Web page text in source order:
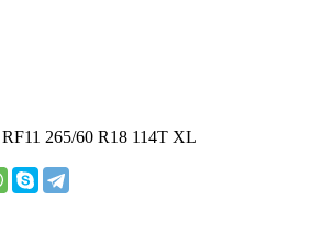
265/60 R18 114T XL